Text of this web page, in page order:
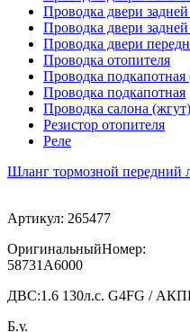
Проводка двери
Проводка двери
Проводка двери
Проводка отопителя
Проводка подкапотная
Проводка подкапотная
Проводка салона (жгут)
Резистор отопителя
Реле
Шланг тормозной передний
Артикул: 265477
ОригинальныйНомер:
58731A6000
ДВС:1.6 130л.с. G4FG /
Б.у.